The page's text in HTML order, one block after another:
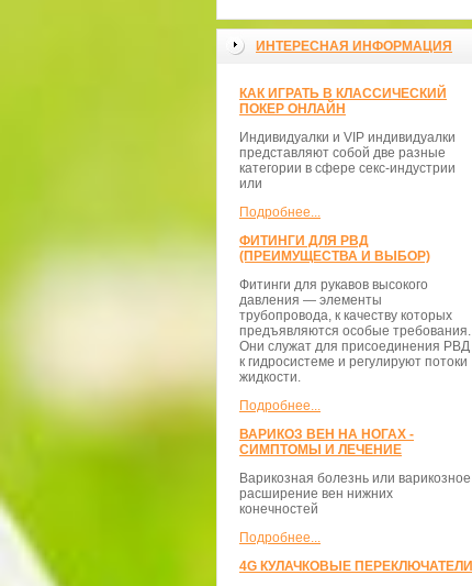
ИНТЕРЕСНАЯ ИНФОРМАЦИЯ
КАК ИГРАТЬ В КЛАССИЧЕСКИЙ
ПОКЕР ОНЛАЙН
Индивидуалки и VIP индивидуалки
представляют собой две разные
категории в сфере секс-индустрии
или
Подробнее...
ФИТИНГИ ДЛЯ РВД
(ПРЕИМУЩЕСТВА И ВЫБОР)
Фитинги для рукавов высокого
давления — элементы
трубопровода, к качеству которых
предъявляются особые требования.
Они служат для присоединения РВД
к гидросистеме и регулируют потоки
жидкости.
Подробнее...
ВАРИКОЗ ВЕН НА НОГАХ -
СИМПТОМЫ И ЛЕЧЕНИЕ
Варикозная болезнь или варикозное
расширение вен нижних
конечностей
Подробнее...
4G КУЛАЧКОВЫЕ ПЕРЕКЛЮЧАТЕЛИ